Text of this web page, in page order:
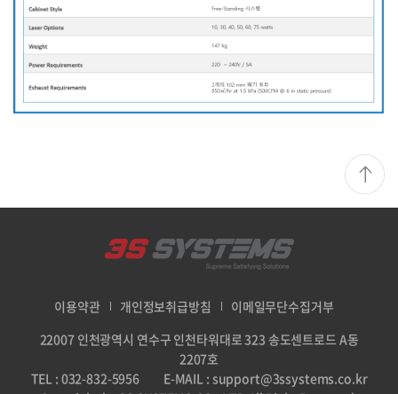
이용약관 개인정보취급방침
이메일무단수집거부
22007 인천광역시 연수구 인천타워대로 323 송도센트로드 A동
2207호
TEL : 032-832-5956
E-MAIL : support@3ssystems.co.kr